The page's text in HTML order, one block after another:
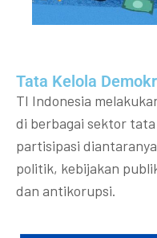
Tata Kelola
TI Indonesia
di berbagai sektor
partisipasi
politik, kebijakan
dan antikorupsi.